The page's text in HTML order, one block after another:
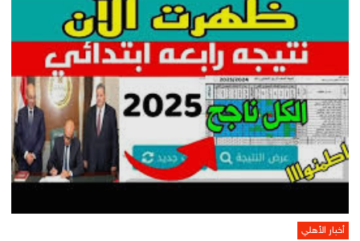
أخبار الأهلي